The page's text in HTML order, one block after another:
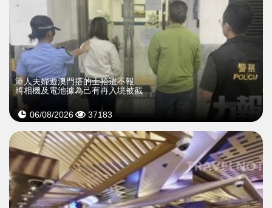
​港人夫婦遊澳門搭的士拾遺不報
將相機及電池據為己有再入境被截
06/08/2026 37183